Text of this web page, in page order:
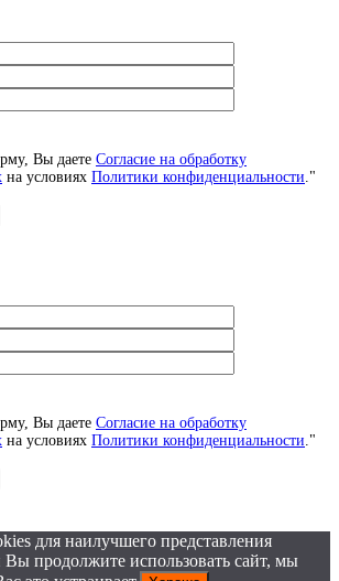
Вы даете Согласие на обработку
на условиях Политики конфиденциальности ."
Вы даете Согласие на обработку
на условиях Политики конфиденциальности ."
для наилучшего представления
Вы продолжите использовать сайт, мы